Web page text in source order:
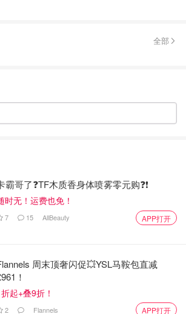
全部
霸哥了❓TF木质香身体喷雾零元购❓❗
时无！运费也免！
7 15 AllBeauty APP打开
周末顶奢闪促💥YSL马鞍包直减
！
起+叠9折！
2 Flannels APP打开